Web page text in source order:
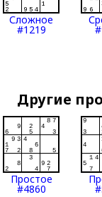
Сложное
#1219
Другие
Простое
#4860